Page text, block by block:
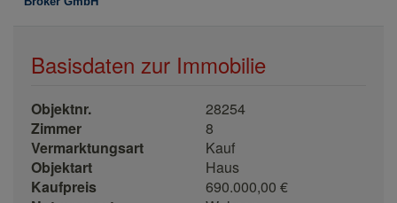
Basisdaten zur Immobilie
Objektnr.
28254
Zimmer
8
Vermarktungsart
Kauf
Objektart
Haus
Kaufpreis
690.000,00 €